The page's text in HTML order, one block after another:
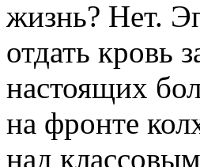
жизнь? Нет.
отдать кровь
настоящих
на фронте
над